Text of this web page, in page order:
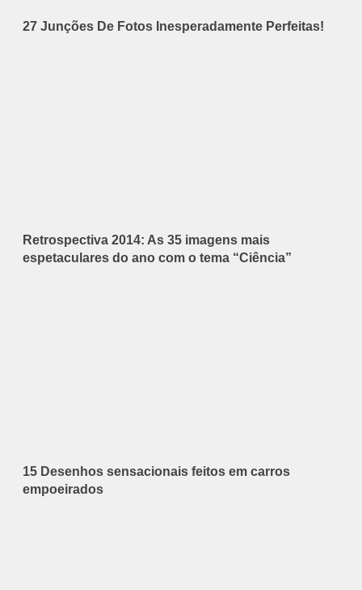
27 Junções De Fotos Inesperadamente Perfeitas!
Retrospectiva 2014: As 35 imagens mais
espetaculares do ano com o tema “Ciência”
15 Desenhos sensacionais feitos em carros
empoeirados